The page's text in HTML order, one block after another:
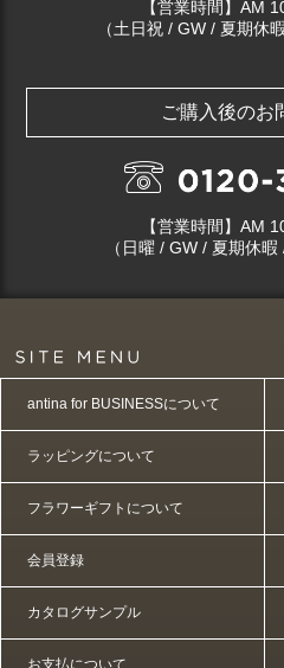
【営業時間】AM
（土日祝 / GW / 夏期休
ご購入後のお
【営業時間】AM
（日曜 / GW / 夏期休暇
antina for BUSINESSについて
ラッピングについて
フラワーギフトについて
会員登録
カタログサンプル
お支払について